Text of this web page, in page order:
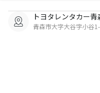
トヨタレンタカー
青森市大字大谷字小谷